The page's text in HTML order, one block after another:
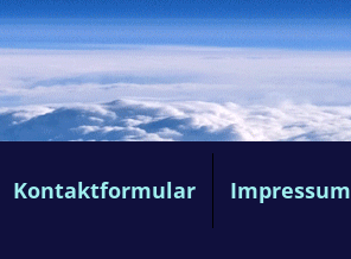
Kontaktformular Impressum